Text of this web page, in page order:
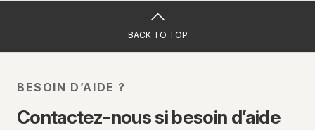
BACK TO TOP
BESOIN D’AIDE ?
Contactez-nous si besoin d’aide